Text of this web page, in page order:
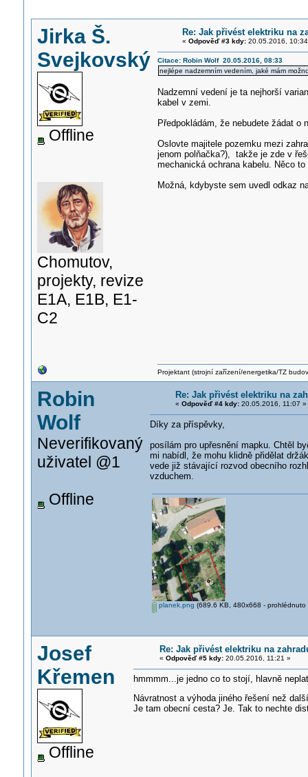
Jirka Š.
Svejkovský
Offline
Chomutov,
projekty, revize
E1A, E1B, E1-
C2
Re: Jak přivést elektriku na
« Odpověď #3 kdy:20.05.2016,
Citace: Robin Wolf 20.05.2016, 08:33
nejlépe nadzemním vedením, jaké mám
Nadzemní vedení je ta nejhorší
kabel v zemi.
Předpokládám, že nebudete žádat
Oslovte majitele pozemku mezi
jenom polňačka?), takže je zde v
mechanická ochrana kabelu. Něco
Možná, kdybyste sem uvedl odkaz
Projektant (strojní zařízení/energetika/TZ
Robin
Wolf
Neverifikovaný
uživatel @1
Offline
Re: Jak přivést elektriku na
« Odpověď #4 kdy:20.05.2016, 11:07 »
Díky za příspěvky,
posílám pro upřesnění mapku. Chtěl
mi nabídl, že mohu klidně přidělat
vede již stávající rozvod obecního
vzduchem.
planek.png (689.6 KB, 480x668 - prohlédnuto
Josef
Křemen
Offline
Re: Jak přivést elektriku na
« Odpověď #5 kdy:20.05.2016, 11:21 »
hmmmm...je jedno co to stojí, hlavně
Návratnost a výhoda jiného řešení než
Je tam obecní cesta? Je. Tak to nechte